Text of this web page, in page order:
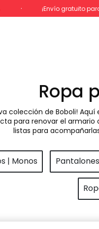
¡Envío gratuito
Ropa
colección de Boboli! Aquí
para renovar el
listas para
| Monos Pantalones